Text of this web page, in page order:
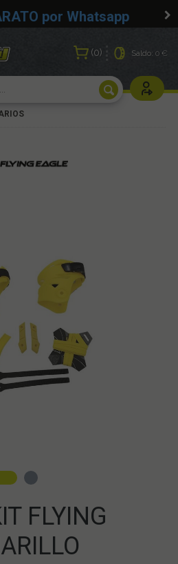
por Whatsapp
0 Saldo:0 €
Usuarios
FLYING